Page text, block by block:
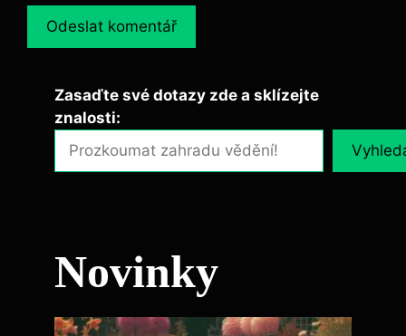
Zasaďte své dotazy zde a sklízejte
znalosti:
Novinky